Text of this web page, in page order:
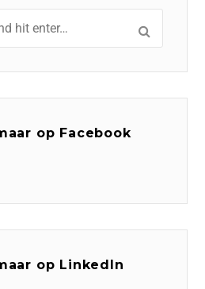
op Facebook
op LinkedIn